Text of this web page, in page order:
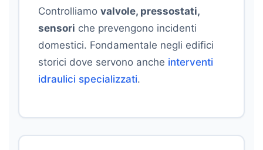
Controlliamo valvole, pressostati,
sensori che prevengono incidenti
domestici. Fondamentale negli edifici
storici dove servono anche interventi
idraulici specializzati.